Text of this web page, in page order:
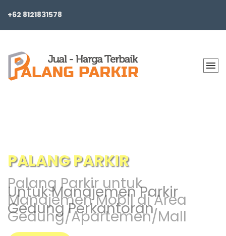
+62 8121831578
PALANG PARKIR
Untuk Manajemen Parkir
Gedung Perkantoran
Palang Parkir untuk
Manajemen Mobil di Area
Gedung/Apartemen/Mall